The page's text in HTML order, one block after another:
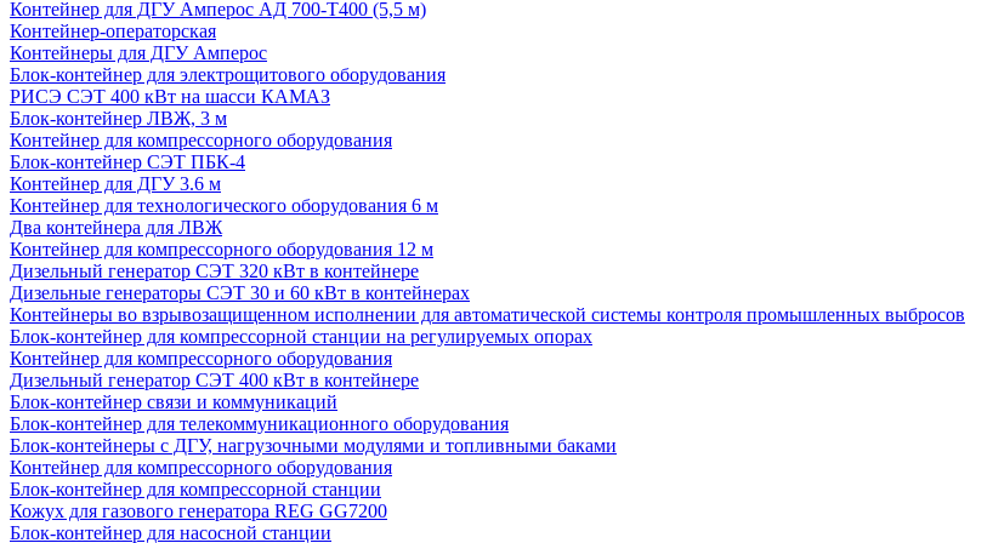
Контейнер для ДГУ Амперос АД 700-Т400 (5,5 м)
Контейнер-операторская
Контейнеры для ДГУ Амперос
Блок-контейнер для электрощитового оборудования
РИСЭ СЭТ 400 кВт на шасси КАМАЗ
Блок-контейнер ЛВЖ, 3 м
Контейнер для компрессорного оборудования
Блок-контейнер СЭТ ПБК-4
Контейнер для ДГУ 3.6 м
Контейнер для технологического оборудования 6 м
Два контейнера для ЛВЖ
Контейнер для компрессорного оборудования 12 м
Дизельный генератор СЭТ 320 кВт в контейнере
Дизельные генераторы СЭТ 30 и 60 кВт в контейнерах
Контейнеры во взрывозащищенном исполнении для автоматической системы контроля промышленных выбросов
Блок-контейнер для компрессорной станции на регулируемых опорах
Контейнер для компрессорного оборудования
Дизельный генератор СЭТ 400 кВт в контейнере
Блок-контейнер связи и коммуникаций
Блок-контейнер для телекоммуникационного оборудования
Блок-контейнеры с ДГУ, нагрузочными модулями и топливными баками
Контейнер для компрессорного оборудования
Блок-контейнер для компрессорной станции
Кожух для газового генератора REG GG7200
Блок-контейнер для насосной станции